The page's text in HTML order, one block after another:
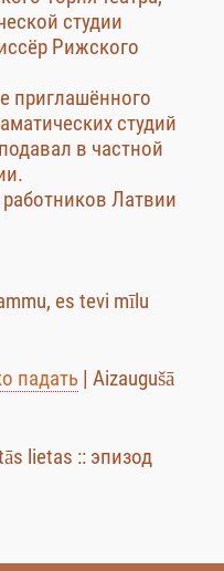
студии
Рижского
приглашённого
студий
в частной
Латвии
es tevi mīlu
падать | Aizaugušā
lietas :: эпизод